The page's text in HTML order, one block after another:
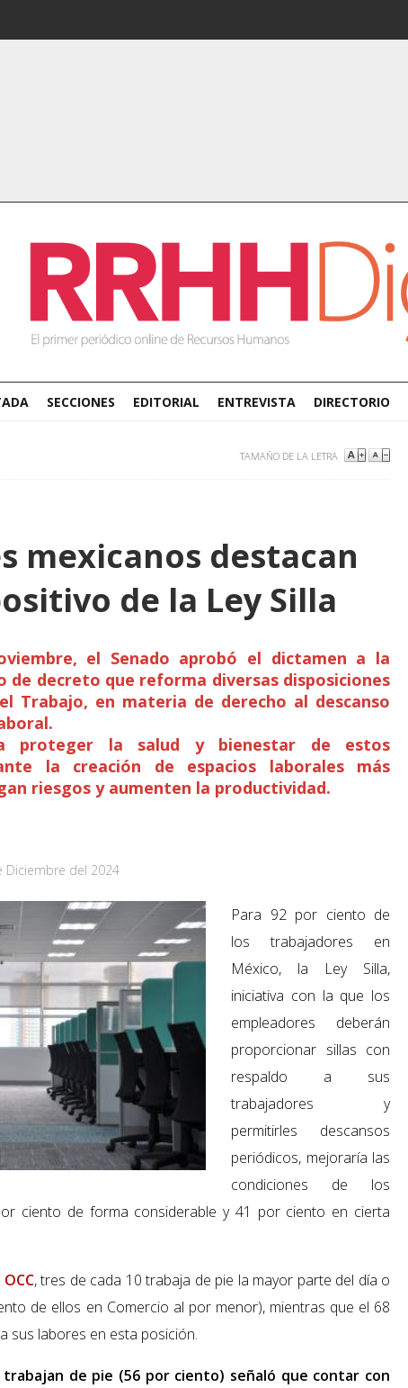
SECCIONES EDITORIAL ENTREVISTA DIRECTORIO
TAMAÑO DE LA LETRA
mexicanos destacan
de la Ley Silla
el Senado aprobó el dictamen a la
de decreto que reforma diversas disposiciones
Trabajo, en materia de derecho al descanso
proteger la salud y bienestar de estos
la creación de espacios laborales más
riesgos y aumenten la productividad.
Diciembre del 2024
Para 92 por ciento de
los trabajadores en
México, la Ley Silla,
iniciativa con la que los
empleadores deberán
proporcionar sillas con
respaldo a sus
trabajadores y
permitirles descansos
periódicos, mejoraría las
condiciones de los
ciento de forma considerable y 41 por ciento en cierta
OCC, tres de cada 10 trabaja de pie la mayor parte del día o
de ellos en Comercio al por menor), mientras que el 68
sus labores en esta posición.
de pie (56 por ciento) señaló que contar con